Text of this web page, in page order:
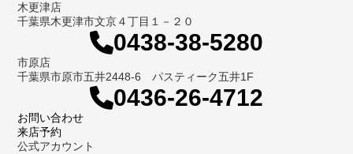
木更津店
千葉県木更津市文京４丁目１－２０
0438-38-5280
市原店
千葉県市原市五井2448-6 パスティーク五井1F
0436-26-4712
お問い合わせ
来店予約
公式アカウント